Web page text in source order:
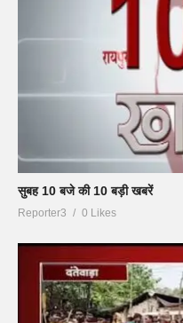
सुबह 10 बजे की 10 बड़ी खबरें
Reporter3 0 Likes